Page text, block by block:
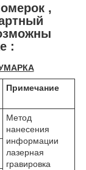
,
:
Примечание
Метод
нанесения
информации
лазерная
гравировка